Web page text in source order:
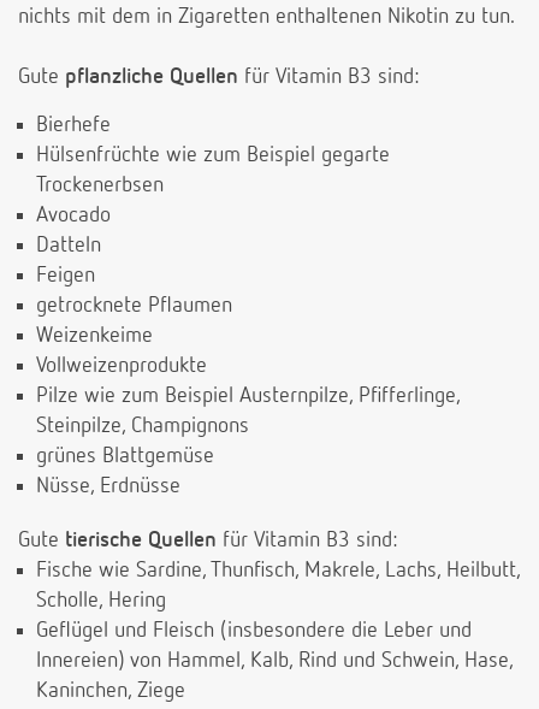
nichts mit dem in Zigaretten enthaltenen Nikotin zu tun.
Gute pflanzliche Quellen für Vitamin B3 sind:
Bierhefe
Hülsenfrüchte wie zum Beispiel gegarte
Trockenerbsen
Avocado
Datteln
Feigen
getrocknete Pflaumen
Weizenkeime
Vollweizenprodukte
Pilze wie zum Beispiel Austernpilze, Pfifferlinge,
Steinpilze, Champignons
grünes Blattgemüse
Nüsse, Erdnüsse
Gute tierische Quellen für Vitamin B3 sind:
Fische wie Sardine, Thunfisch, Makrele, Lachs, Heilbutt,
Scholle, Hering
Geflügel und Fleisch (insbesondere die Leber und
Innereien) von Hammel, Kalb, Rind und Schwein, Hase,
Kaninchen, Ziege